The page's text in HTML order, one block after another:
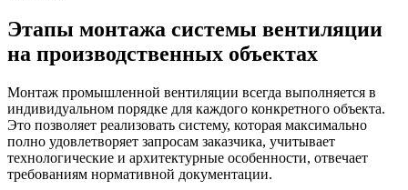
Этапы монтажа системы вентиляции
на производственных объектах
Монтаж промышленной вентиляции всегда выполняется в
индивидуальном порядке для каждого конкретного объекта.
Это позволяет реализовать систему, которая максимально
полно удовлетворяет запросам заказчика, учитывает
технологические и архитектурные особенности, отвечает
требованиям нормативной документации.